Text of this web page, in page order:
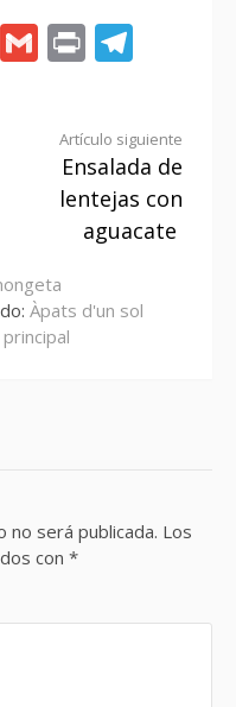
WhatsApp
Gmail
Print
Artículo siguiente
Ensalada de
lentejas con
aguacate
Àpats d'un sol
no será publicada. Los
con *